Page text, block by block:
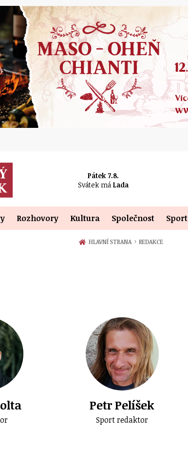
Pátek 7.8.
Svátek má Lada
Rozhovory Kultura Společnost Sport
HLAVNÍ STRANA › REDAKCE
Petr Pelíšek
Sport redaktor